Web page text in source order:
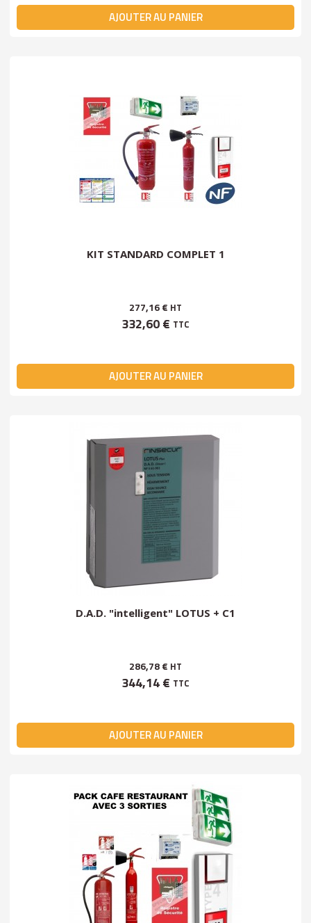
AJOUTER AU PANIER
KIT STANDARD COMPLET 1
277,16 € HT
332,60 € TTC
AJOUTER AU PANIER
D.A.D. "intelligent" LOTUS + C1
286,78 € HT
344,14 € TTC
AJOUTER AU PANIER